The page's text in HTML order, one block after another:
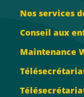
Nos services
Conseil aux
Maintenance